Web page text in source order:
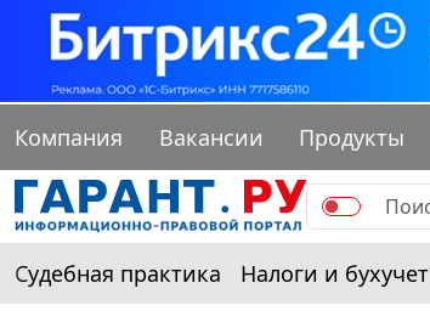
Компания Вакансии Продукты
Судебная практика Налоги и бухучет